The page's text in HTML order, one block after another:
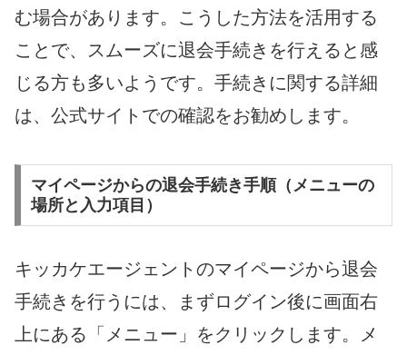
む場合があります。こうした方法を活用する
ことで、スムーズに退会手続きを行えると感
じる方も多いようです。手続きに関する詳細
は、公式サイトでの確認をお勧めします。
マイページからの退会手続き手順（メニューの
場所と入力項目）
キッカケエージェントのマイページから退会
手続きを行うには、まずログイン後に画面右
上にある「メニュー」をクリックします。メ